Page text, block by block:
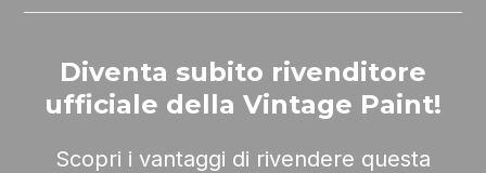
Diventa subito rivenditore
ufficiale della Vintage Paint!
Scopri i vantaggi di rivendere questa